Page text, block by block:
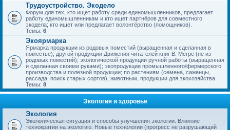
Трудоустройство. Экодело
Форум для тех, кто ищет работу среди единомышленников, предлагает
работу единомышленникам и кто ищет партнёров для совместного
экодела; кто ищет или предлагает волонтёрство (помощников).
Темы: 6
Экоярмарка
Ярмарка продукции из родовых поместий (выращенная и сделанная в
поместье); другой продукции Движения читателей книг В. Мегре (не из
родовых поместий); экологической продукции ручной работы (выращенная
и сделанная своими руками); экопродукции промышленного/фермерского
производства и полезной продукции; по растениям (семена, саженцы,
рассада, поиск старых сортов), животным, продукции для экохозяйства.
Темы: 8
Экология и здоровье
Экология
Экологическая ситуация и способы улучшения экологии. Влияние
технократии на экологию. Новые технологии (прогресс не разрушающий